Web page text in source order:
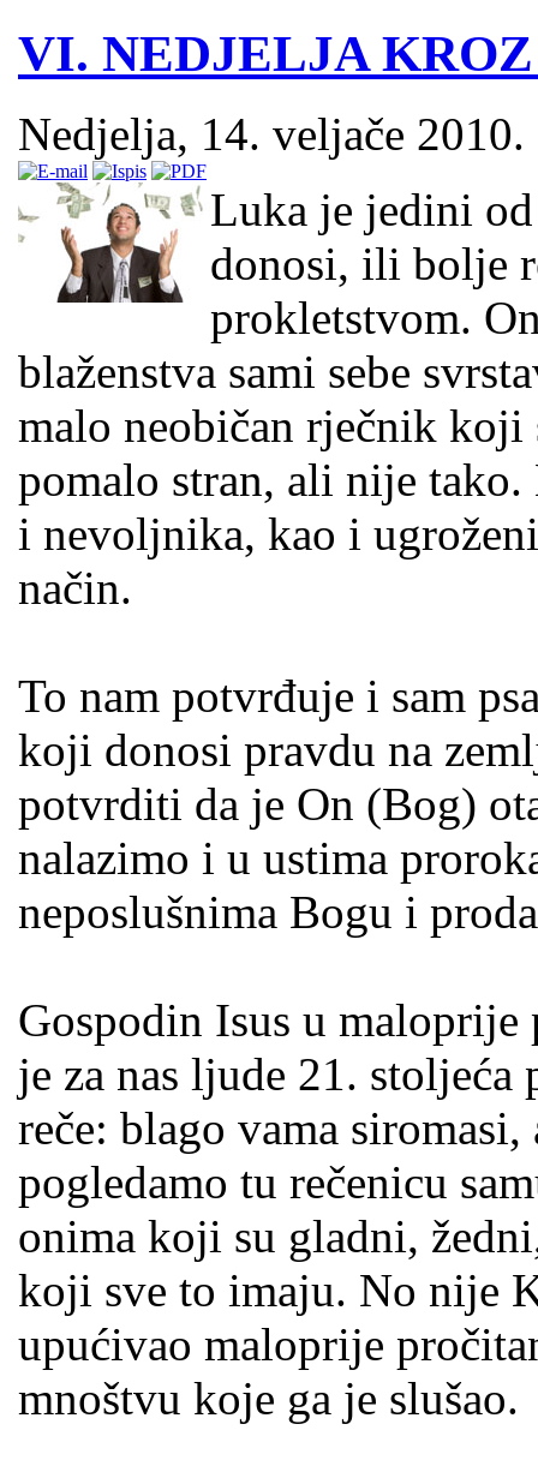
VI. NEDJELJA
Nedjelja, 14. veljače 2010.
Luka je jedini
donosi, ili bolje
prokletstvom.
blaženstva sami sebe
malo neobičan rječnik koji
pomalo stran, ali nije
i nevoljnika, kao i
način.
To nam potvrđuje i sam
koji donosi pravdu na
potvrditi da je On (Bog)
nalazimo i u ustima
neposlušnima Bogu i
Gospodin Isus u
je za nas ljude 21.
reče: blago vama
pogledamo tu rečenicu
onima koji su gladni,
koji sve to imaju. No nije
upućivao maloprije
mnoštvu koje ga je slušao.